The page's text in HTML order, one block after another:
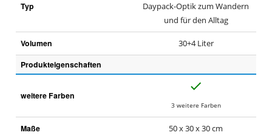
Typ
Daypack-Optik zum Wandern
und für den Alltag
Volumen 30+4 Liter
Produkteigenschaften
weitere Farben
3 weitere Farben
Maße 50 x 30 x 30 cm